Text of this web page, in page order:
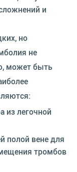
и
но
не
может быть
из легочной
полой вене для
тромбов